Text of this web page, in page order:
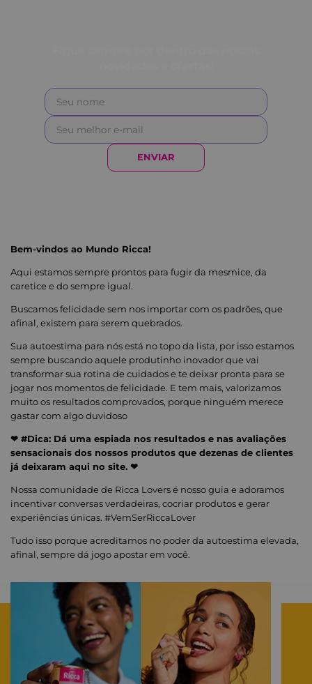
ENVIAR
Bem-vindos ao Mundo Ricca!
Aqui estamos sempre prontos para fugir da mesmice, da
caretice e do sempre igual.
Buscamos felicidade sem nos importar com os padrões, que
afinal, existem para serem quebrados.
Sua autoestima para nós está no topo da lista, por isso estamos
sempre buscando aquele produtinho inovador que vai
transformar sua rotina de cuidados e te deixar pronta para se
jogar nos momentos de felicidade. E tem mais, valorizamos
muito os resultados comprovados, porque ninguém merece
gastar com algo duvidoso
❤ #Dica: Dá uma espiada nos resultados e nas avaliações
sensacionais dos nossos produtos que dezenas de clientes
já deixaram aqui no site. ❤
Nossa comunidade de Ricca Lovers é nosso guia e adoramos
incentivar conversas verdadeiras, cocriar produtos e gerar
experiências únicas. #VemSerRiccaLover
Tudo isso porque acreditamos no poder da autoestima elevada,
afinal, sempre dá jogo apostar em você.